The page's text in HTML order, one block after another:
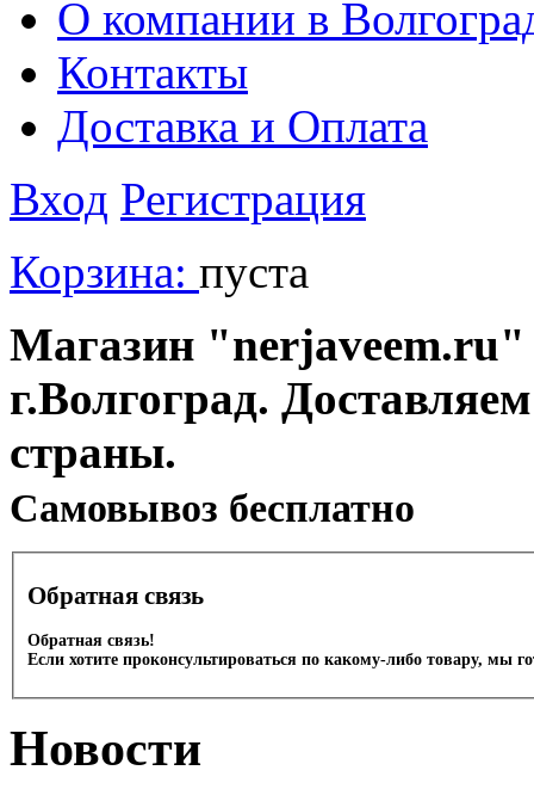
О компании в
Контакты
Доставка и Оплата
Вход Регистрация
Корзина: пуста
Магазин "nerjaveem.ru"
г.Волгоград.
страны.
Cамовывоз бесплатно
Обратная связь
Обратная связь!
Если хотите проконсультироваться по какому-либо товару, мы
Новости